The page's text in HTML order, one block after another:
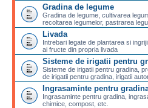
Gradina de legume
Gradina de legume, cultivarea
recoltarea legumelor, pastrarea
Livada
Intrebari legate de plantarea si
ai fructe din propria livada
Sisteme de irigatii pentru
Sisteme de irigatii pentru gradina,
de irigatii pentru gradina, irigatii
Ingrasaminte pentru
Ingrasaminte pentru gradina,
chimice, compost, etc.